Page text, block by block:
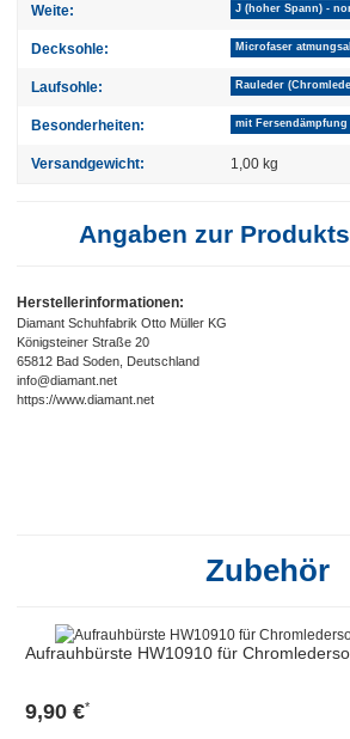
Weite: J (hoher Spann) -
Decksohle: Microfaser
Laufsohle: Rauleder
Besonderheiten: mit Fersendämpfung
Versandgewicht: 1,00 kg
Angaben zur
Herstellerinformationen:
Diamant Schuhfabrik Otto Müller KG
Königsteiner Straße 20
65812 Bad Soden, Deutschland
info@diamant.net
https://www.diamant.net
Zubehör
Aufrauhbürste HW10910 für
9,90 €*